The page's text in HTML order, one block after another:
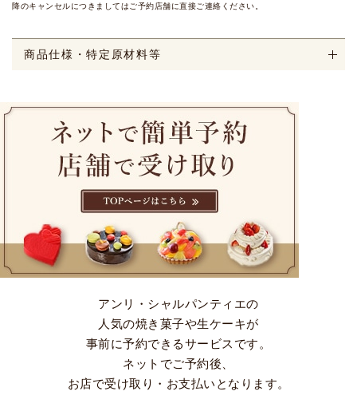
降のキャンセルにつきましてはご予約店舗に直接ご連絡ください。
商品仕様・特定原材料等
アンリ・シャルパンティエの
人気の焼き菓子や生ケーキが
事前に予約できるサービスです。
ネットでご予約後、
お店で受け取り・お支払いとなります。